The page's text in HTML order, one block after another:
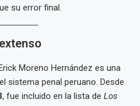
su error final.
Moreno Hernández es una
sistema penal peruano. Desde
, fue incluido en la lista de Los